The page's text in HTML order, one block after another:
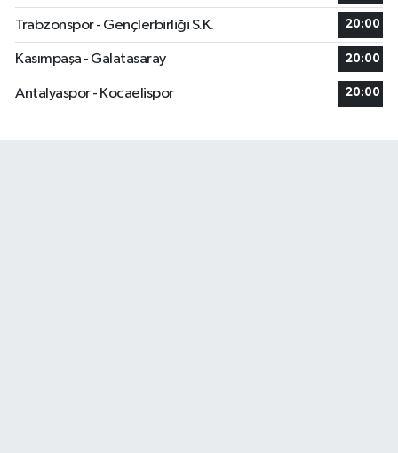
Trabzonspor - Gençlerbirliği S.K. 20:00
Kasımpaşa - Galatasaray 20:00
Antalyaspor - Kocaelispor 20:00